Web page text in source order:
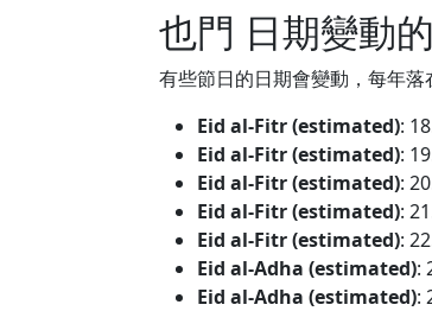
也門 日期變動
有些節日的日期會變動，每年落
Eid al-Fitr (estimated):
Eid al-Fitr (estimated):
Eid al-Fitr (estimated):
Eid al-Fitr (estimated):
Eid al-Fitr (estimated):
Eid al-Adha (estimated):
Eid al-Adha (estimated):